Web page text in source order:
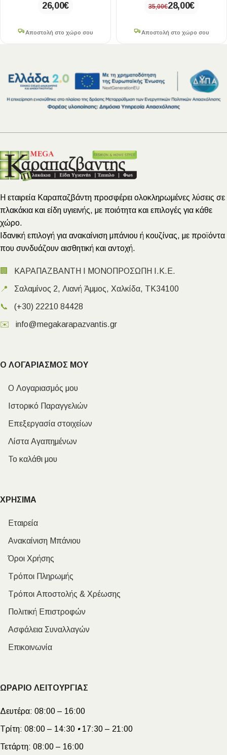
26,00€
Αποστολή στο χώρο σου
35,00€28,00€
Αποστολή στο χώρο σου
Η εταιρεία Καραπαζβάντη προσφέρει ολοκληρωμένες λύσεις σε
πλακάκια και είδη υγιεινής, με ποιότητα και επιλογές για κάθε
χώρο.
Ιδανική επιλογή για ανακαίνιση μπάνιου ή κουζίνας, με προϊόντα
που συνδυάζουν αισθητική και αντοχή.
🏢 ΚΑΡΑΠΑΖΒΑΝΤΗ Ι ΜΟΝΟΠΡΟΣΩΠΗ Ι.Κ.Ε.
📍 Σαλαμίνος 2, Λιανή Άμμος, Χαλκίδα, ΤΚ34100
📞 (+30) 22210 84428
✉️ info@megakarapazvantis.gr
Ο ΛΟΓΑΡΙΑΣΜΟΣ ΜΟΥ
Ο Λογαριασμός μου
Ιστορικό Παραγγελιών
Επεξεργασία στοιχείων
Λίστα Αγαπημένων
Το καλάθι μου
ΧΡΗΣΙΜΑ
Εταιρεία
Ανακαίνιση Μπάνιου
Όροι Χρήσης
Τρόποι Πληρωμής
Τρόποι Αποστολής & Χρέωσης
Πολιτική Επιστροφών
Ασφάλεια Συναλλαγών
Επικοινωνία
ΩΡΑΡΙΟ ΛΕΙΤΟΥΡΓΙΑΣ
Δευτέρα: 08:00 – 16:00
Τρίτη: 08:00 – 14:30 •17:30 – 21:00
Τετάρτη: 08:00 – 16:00